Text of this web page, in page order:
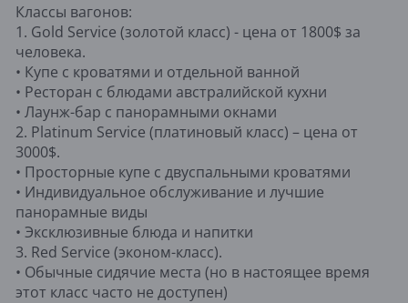
Классы вагонов:
1. Gold Service (золотой класс) - цена от 1800$ за
человека.
• Купе с кроватями и отдельной ванной
• Ресторан с блюдами австралийской кухни
• Лаунж-бар с панорамными окнами
2. Platinum Service (платиновый класс) – цена от
3000$.
• Просторные купе с двуспальными кроватями
• Индивидуальное обслуживание и лучшие
панорамные виды
• Эксклюзивные блюда и напитки
3. Red Service (эконом-класс).
• Обычные сидячие места (но в настоящее время
этот класс часто не доступен)